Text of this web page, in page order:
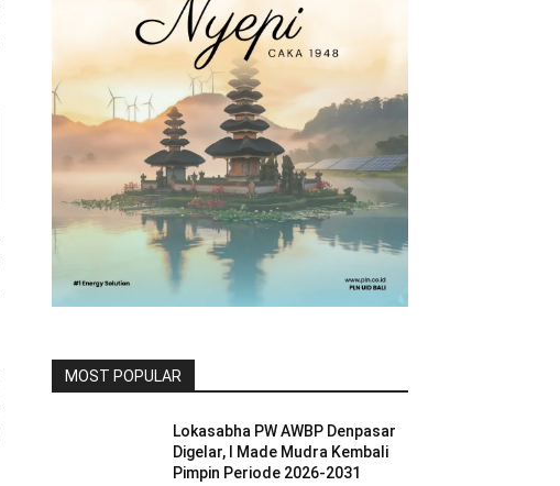
MOST POPULAR
Lokasabha PW AWBP Denpasar
Digelar, I Made Mudra Kembali
Pimpin Periode 2026-2031